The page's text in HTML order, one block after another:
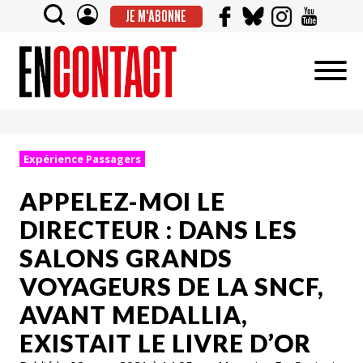
JE M'ABONNE
Expérience Passagers
APPELEZ-MOI LE
DIRECTEUR : DANS LES
SALONS GRANDS
VOYAGEURS DE LA SNCF,
AVANT MEDALLIA,
EXISTAIT LE LIVRE D’OR